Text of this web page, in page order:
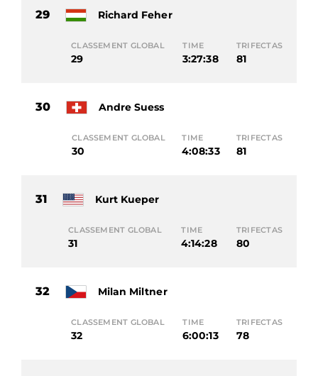
29 Richard Feher
CLASSEMENT GLOBAL
29
TIME
3:27:38
TRIFECTAS
81
30 Andre Suess
CLASSEMENT GLOBAL
30
TIME
4:08:33
TRIFECTAS
81
31 Kurt Kueper
CLASSEMENT GLOBAL
31
TIME
4:14:28
TRIFECTAS
80
32 Milan Miltner
CLASSEMENT GLOBAL
32
TIME
6:00:13
TRIFECTAS
78